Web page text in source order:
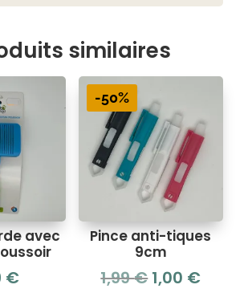
similaires
avec
€
-50%
Pince anti-tiques
9cm
1,99€ Le
1,00 €Le